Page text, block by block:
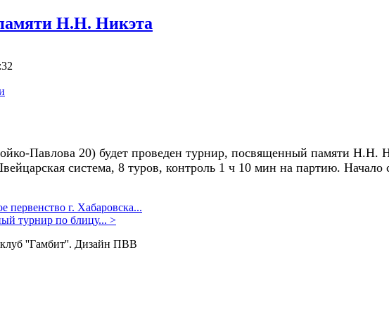
Н.Н. Никэта
Павлова 20) будет проведен турнир, посвященный памяти Н.Н.
система, 8 туров, контроль 1 ч 10 мин на партию. Начало
первенство г. Хабаровска...
турнир по блицу... >
''Гамбит''. Дизайн ПВВ